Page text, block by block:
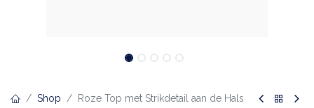
Shop Roze Top met Strikdetail aan de Hals